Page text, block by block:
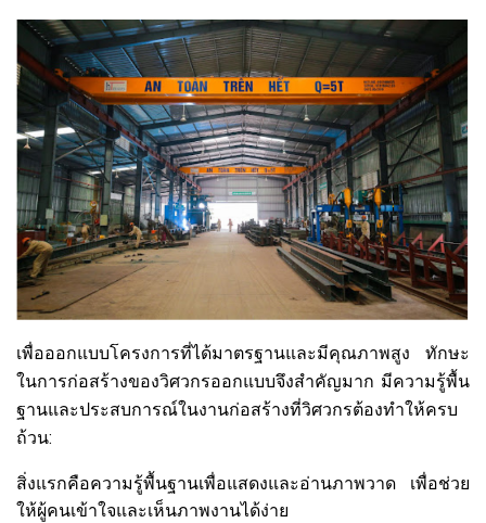
เพื่อออกแบบโครงการที่ได้มาตรฐานและมีคุณภาพสูง ทักษะ
ในการก่อสร้างของวิศวกรออกแบบจึงสำคัญมาก มีความรู้พื้น
ฐานและประสบการณ์ในงานก่อสร้างที่วิศวกรต้องทำให้ครบ
ถ้วน:
สิ่งแรกคือความรู้พื้นฐานเพื่อแสดงและอ่านภาพวาด เพื่อช่วย
ให้ผู้คนเข้าใจและเห็นภาพงานได้ง่าย